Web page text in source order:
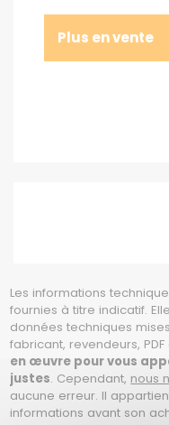
Plus en vente
Les informations
fournies à titre indicatif.
données techniques
fabricant, revendeurs,
en œuvre pour vous
justes. Cependant, nous
aucune erreur. Il
informations avant son